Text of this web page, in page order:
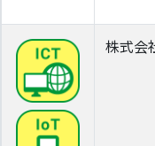
株式会